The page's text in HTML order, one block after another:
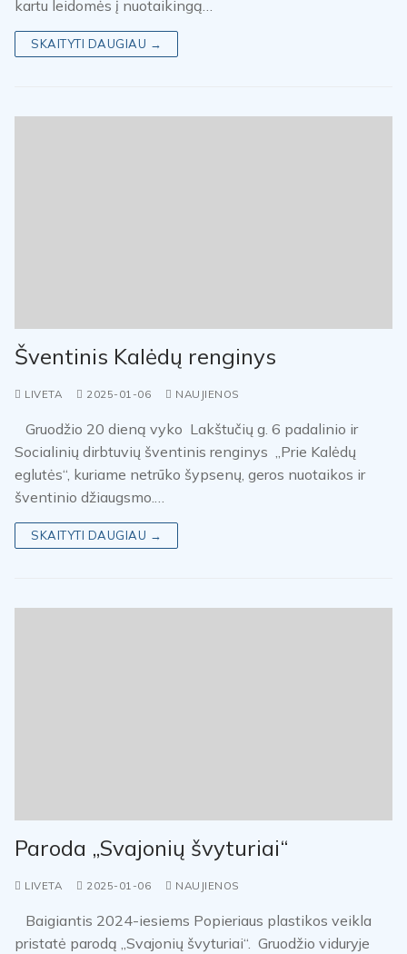
kartu leidomės į nuotaikingą…
SKAITYTI DAUGIAU →
Šventinis Kalėdų renginys
LIVETA 2025-01-06 NAUJIENOS
Gruodžio 20 dieną vyko Lakštučių g. 6 padalinio ir
Socialinių dirbtuvių šventinis renginys „Prie Kalėdų
eglutės“, kuriame netrūko šypsenų, geros nuotaikos ir
šventinio džiaugsmo.…
SKAITYTI DAUGIAU →
Paroda „Svajonių švyturiai“
LIVETA 2025-01-06 NAUJIENOS
Baigiantis 2024-iesiems Popieriaus plastikos veikla
pristatė parodą „Svajonių švyturiai“. Gruodžio viduryje